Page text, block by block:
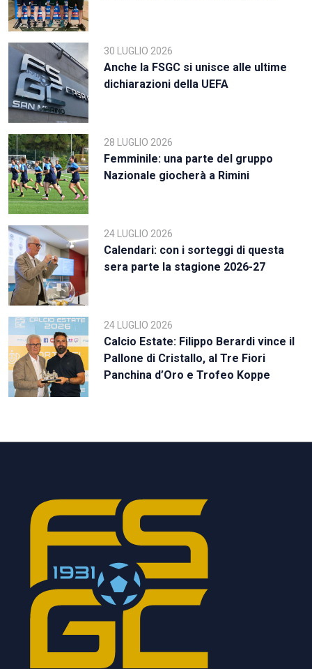
30 LUGLIO 2026
Anche la FSGC si unisce alle ultime
dichiarazioni della UEFA
28 LUGLIO 2026
Femminile: una parte del gruppo
Nazionale giocherà a Rimini
24 LUGLIO 2026
Calendari: con i sorteggi di questa
sera parte la stagione 2026-27
24 LUGLIO 2026
Calcio Estate: Filippo Berardi vince il
Pallone di Cristallo, al Tre Fiori
Panchina d’Oro e Trofeo Koppe